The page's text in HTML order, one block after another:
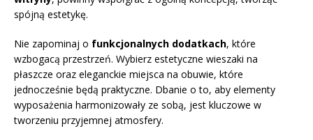
spójną estetykę.
Nie zapominaj o funkcjonalnych dodatkach, które
wzbogacą przestrzeń. Wybierz estetyczne wieszaki na
płaszcze oraz eleganckie miejsca na obuwie, które
jednocześnie będą praktyczne. Dbanie o to, aby elementy
wyposażenia harmonizowały ze sobą, jest kluczowe w
tworzeniu przyjemnej atmosfery.